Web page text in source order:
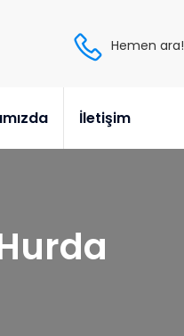
Hemen ara!
İletişim